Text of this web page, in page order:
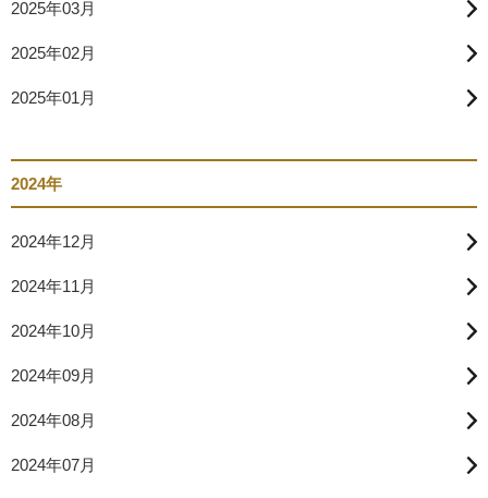
2025年03月
2025年02月
2025年01月
2024年
2024年12月
2024年11月
2024年10月
2024年09月
2024年08月
2024年07月